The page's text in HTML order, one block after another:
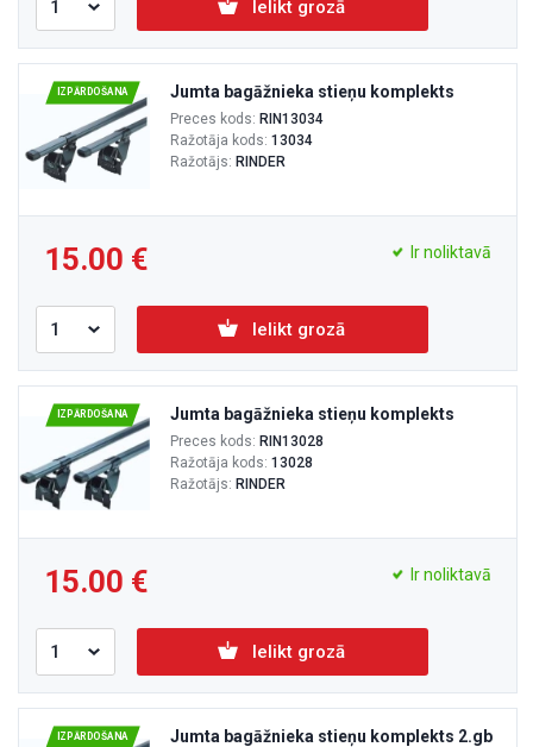
Ielikt grozā
IZPĀRDOŠANA Jumta bagāžnieka stieņu komplekts
Preces kods: RIN13034
Ražotāja kods: 13034
Ražotājs: RINDER
15.00 Ir noliktavā
Ielikt grozā
IZPĀRDOŠANA Jumta bagāžnieka stieņu komplekts
Preces kods: RIN13028
Ražotāja kods: 13028
Ražotājs: RINDER
15.00 Ir noliktavā
Ielikt grozā
IZPĀRDOŠANA Jumta bagāžnieka stieņu komplekts 2.gb